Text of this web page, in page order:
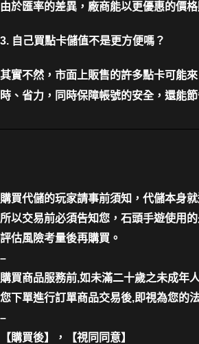
由於匯率的差異，廠商能以更優惠的價
3. 自己買點卡儲值不是更方便嗎？
其實不然，市面上販售的許多點卡可能
時、省力，同時保障帳號的安全，還能節
購買代儲的玩家請事前須知，代儲本身
所以交易前必須告知您，石頭手遊使用
評估風險考量後再購買。
–
購買商品服務前,如未滿二十歲之未成年
您下單進行訂單商品交易後,即視為您的
–
【購買後】，【視同同意】